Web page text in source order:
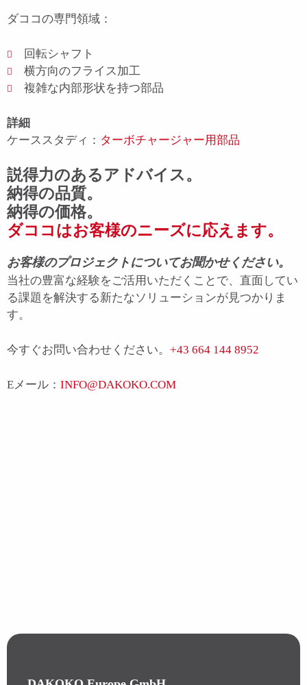
ダココの専門領域：
回転シャフト
横方向のフライス加工
複雑な内部形状を持つ部品
詳細
ケーススタディ： ターボチャージャー用部品
説得力のあるアドバイス。
納得の品質。
納得の価格。
ダココはお客様のニーズに応えます。
お客様のプロジェクトについてお聞かせください。
当社の豊富な経験をご活用いただくことで、直面してい
る課題を解決する新たなソリューションが見つかりま
す。
今すぐお問い合わせください。 +43 664 144 8952
Eメール： INFO@DAKOKO.COM